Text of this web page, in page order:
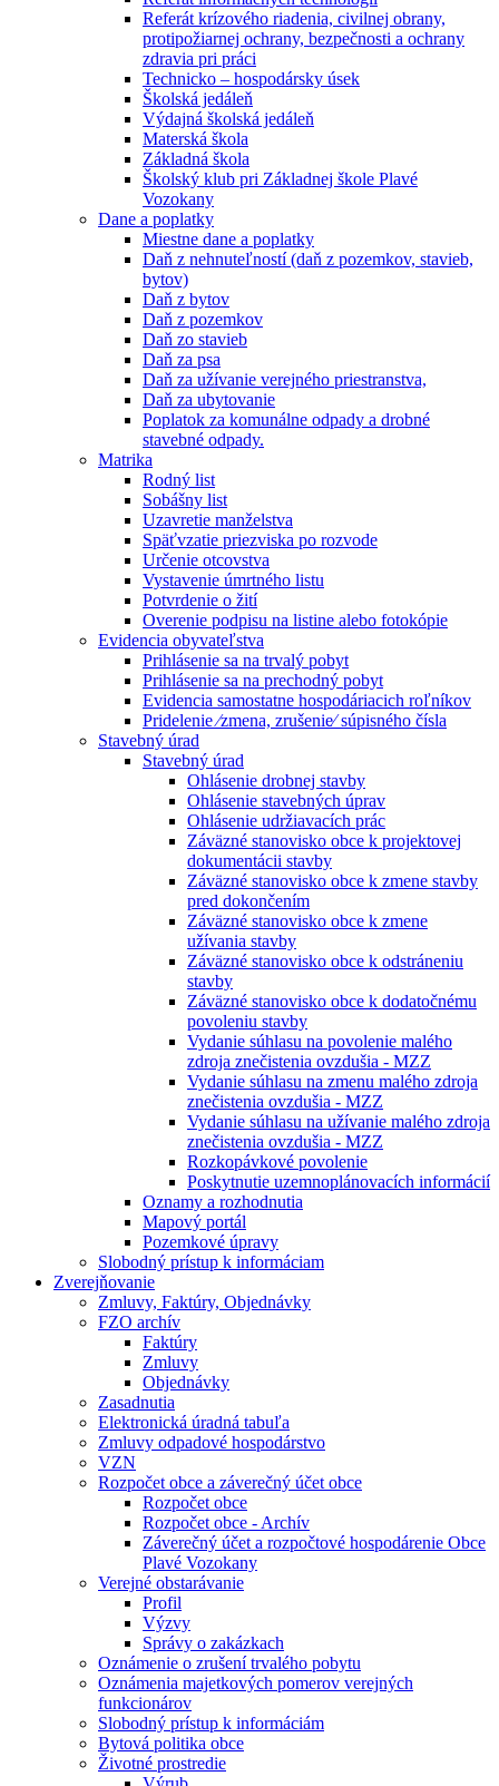
Referát krízového riadenia, civilnej obrany,
protipožiarnej ochrany, bezpečnosti a ochrany
zdravia pri práci
Technicko – hospodársky úsek
Školská jedáleň
Výdajná školská jedáleň
Materská škola
Základná škola
Školský klub pri Základnej škole Plavé
Vozokany
Dane a poplatky
Miestne dane a poplatky
Daň z nehnuteľností (daň z pozemkov, stavieb,
bytov)
Daň z bytov
Daň z pozemkov
Daň zo stavieb
Daň za psa
Daň za užívanie verejného priestranstva,
Daň za ubytovanie
Poplatok za komunálne odpady a drobné
stavebné odpady.
Matrika
Rodný list
Sobášny list
Uzavretie manželstva
Späťvzatie priezviska po rozvode
Určenie otcovstva
Vystavenie úmrtného listu
Potvrdenie o žití
Overenie podpisu na listine alebo fotokópie
Evidencia obyvateľstva
Prihlásenie sa na trvalý pobyt
Prihlásenie sa na prechodný pobyt
Evidencia samostatne hospodáriacich roľníkov
Pridelenie ⁄zmena, zrušenie⁄ súpisného čísla
Stavebný úrad
Stavebný úrad
Ohlásenie drobnej stavby
Ohlásenie stavebných úprav
Ohlásenie udržiavacích prác
Záväzné stanovisko obce k projektovej
dokumentácii stavby
Záväzné stanovisko obce k zmene stavby
pred dokončením
Záväzné stanovisko obce k zmene
užívania stavby
Záväzné stanovisko obce k odstráneniu
stavby
Záväzné stanovisko obce k dodatočnému
povoleniu stavby
Vydanie súhlasu na povolenie malého
zdroja znečistenia ovzdušia - MZZ
Vydanie súhlasu na zmenu malého zdroja
znečistenia ovzdušia - MZZ
Vydanie súhlasu na užívanie malého zdroja
znečistenia ovzdušia - MZZ
Rozkopávkové povolenie
Poskytnutie uzemnoplánovacích informácií
Oznamy a rozhodnutia
Mapový portál
Pozemkové úpravy
Slobodný prístup k informáciam
Zverejňovanie
Zmluvy, Faktúry, Objednávky
FZO archív
Faktúry
Zmluvy
Objednávky
Zasadnutia
Elektronická úradná tabuľa
Zmluvy odpadové hospodárstvo
VZN
Rozpočet obce a záverečný účet obce
Rozpočet obce
Rozpočet obce - Archív
Záverečný účet a rozpočtové hospodárenie Obce
Plavé Vozokany
Verejné obstarávanie
Profil
Výzvy
Správy o zakázkach
Oznámenie o zrušení trvalého pobytu
Oznámenia majetkových pomerov verejných
funkcionárov
Slobodný prístup k informáciám
Bytová politika obce
Životné prostredie